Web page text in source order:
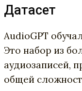
Датасет
AudioGPT
Это набор из
аудиозаписей,
общей